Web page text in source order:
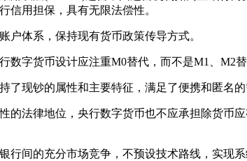
信用担保，具有无限法偿性。
户体系，保持现有货币政策传导方式。
数字货币设计应注重M0替代，而不是M1、M2替
了现钞的属性和主要特征，满足了便携和匿名
的法律地位，央行数字货币也不应承担除货币
行间的充分市场竞争，不预设技术路线，实现系